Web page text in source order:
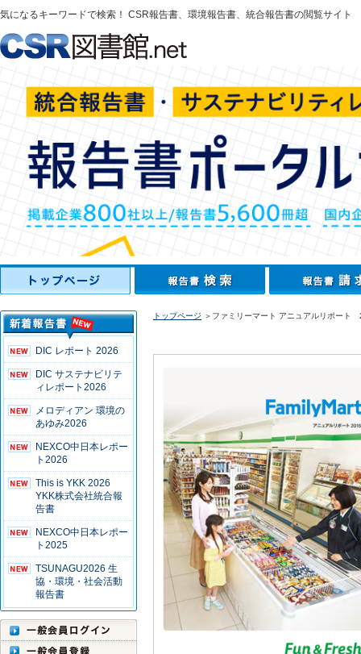
気になるキーワードで検索！ CSR報告書、環境報告書、統合報告書の閲覧サイト
DIC レポート 2026
DIC サステナビリテ
ィレポート2026
メロディアン 環境の
あゆみ2026
NEXCO中日本レポー
ト2026
This is YKK 2026
YKK株式会社統合報
告書
NEXCO中日本レポー
ト2025
TSUNAGU2026 生
協・環境・社会活動
報告書
トップページ ＞ファミリーマート アニュアルリポート